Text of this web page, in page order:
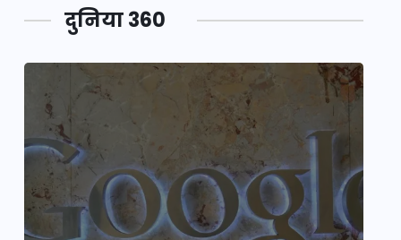
दुनिया 360